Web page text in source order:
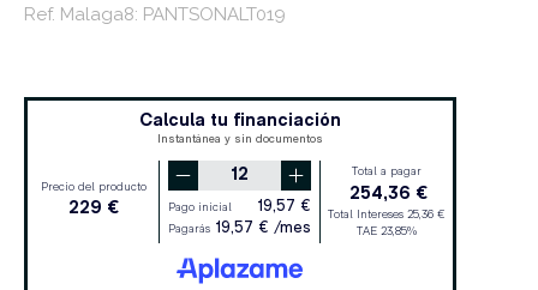
Ref. Malaga8: PANTSONALT019